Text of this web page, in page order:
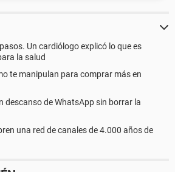
Un cardiólogo explicó lo que es
la salud
te manipulan para comprar más en
descanso de WhatsApp sin borrar la
una red de canales de 4.000 años de